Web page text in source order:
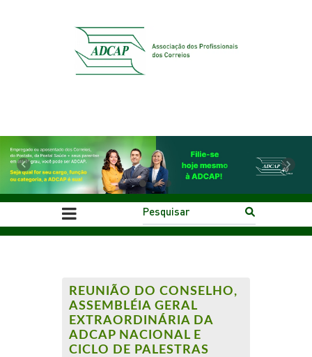
Previous Next
REUNIÃO DO CONSELHO,
ASSEMBLÉIA GERAL
EXTRAORDINÁRIA DA
ADCAP NACIONAL E
CICLO DE PALESTRAS